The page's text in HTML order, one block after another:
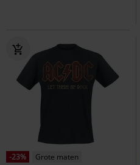
-23%
Grote maten